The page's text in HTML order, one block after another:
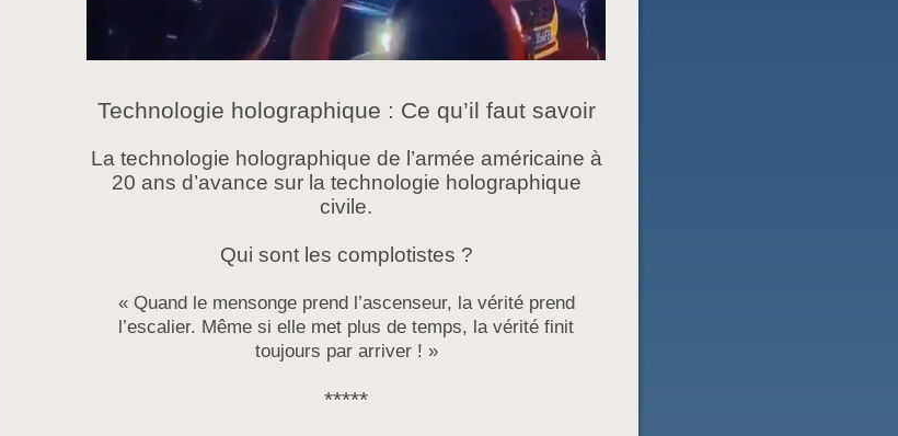
Technologie holographique : Ce qu’il faut savoir
La technologie holographique de l’armée américaine à
20 ans d’avance sur la technologie holographique
civile.
Qui sont les complotistes ?
« Quand le mensonge prend l’ascenseur, la vérité prend
l’escalier. Même si elle met plus de temps, la vérité finit
toujours par arriver ! »
*****